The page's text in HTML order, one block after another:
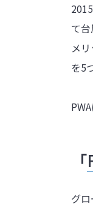
て
メ
を5
「
グ